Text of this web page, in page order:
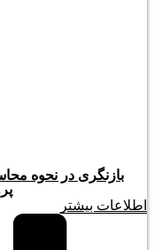
بازنگری در نحوه
اطلاعات بیشتر